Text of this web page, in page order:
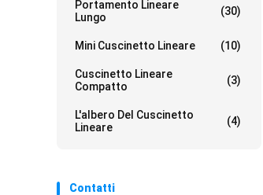
Portamento Lineare
Lungo
(30)
Mini Cuscinetto Lineare (10)
Cuscinetto Lineare
Compatto
(3)
L'albero Del Cuscinetto
Lineare
(4)
Contatti